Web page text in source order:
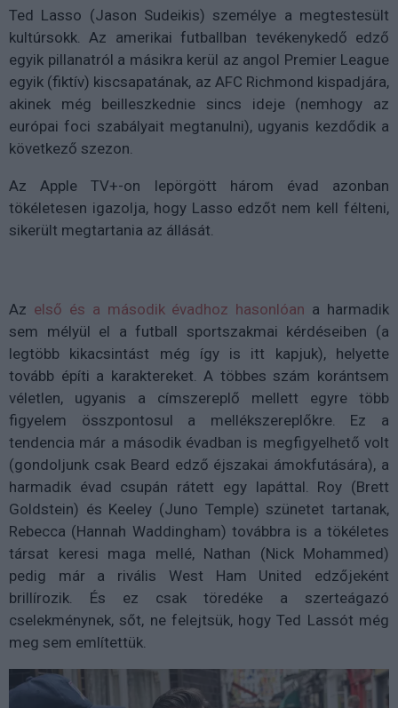
Ted Lasso (Jason Sudeikis) személye a megtestesült
kultúrsokk. Az amerikai futballban tevékenykedő edző
egyik pillanatról a másikra kerül az angol Premier League
egyik (fiktív) kiscsapatának, az AFC Richmond kispadjára,
akinek még beilleszkednie sincs ideje (nemhogy az
európai foci szabályait megtanulni), ugyanis kezdődik a
következő szezon.
Az Apple TV+-on lepörgött három évad azonban
tökéletesen igazolja, hogy Lasso edzőt nem kell félteni,
sikerült megtartania az állását.
Az első és a második évadhoz hasonlóan a harmadik
sem mélyül el a futball sportszakmai kérdéseiben (a
legtöbb kikacsintást még így is itt kapjuk), helyette
tovább építi a karaktereket. A többes szám korántsem
véletlen, ugyanis a címszereplő mellett egyre több
figyelem összpontosul a mellékszereplőkre. Ez a
tendencia már a második évadban is megfigyelhető volt
(gondoljunk csak Beard edző éjszakai ámokfutására), a
harmadik évad csupán rátett egy lapáttal. Roy (Brett
Goldstein) és Keeley (Juno Temple) szünetet tartanak,
Rebecca (Hannah Waddingham) továbbra is a tökéletes
társat keresi maga mellé, Nathan (Nick Mohammed)
pedig már a rivális West Ham United edzőjeként
brillírozik. És ez csak töredéke a szerteágazó
cselekménynek, sőt, ne felejtsük, hogy Ted Lassót még
meg sem említettük.